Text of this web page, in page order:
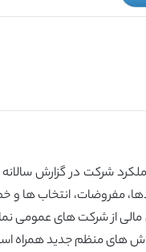
شرکت در گزارش
مفروضات، انتخاب ها
مالی از شرکت های عمومی
های منظم جدید همراه